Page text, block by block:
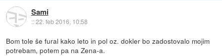
Sami
::22. feb 2016, 10:58
Bom tole še fural kako leto in pol oz. dokler bo zadostovalo mojim
potrebam, potem pa na Zena-a.